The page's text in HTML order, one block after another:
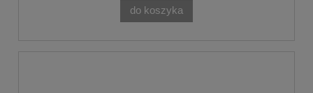
do koszyka